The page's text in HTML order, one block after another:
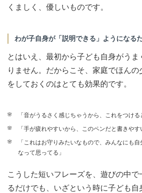
くましく、優しいものです。
わが子自身が「説明できる」ようになる
とはいえ、最初から子ども自身がう
りません。だからこそ、家庭でほんの
をしておくのはとても効果的です。
「音がうるさく感じちゃうから、これをつける
「手が疲れやすいから、このペンだと書きやす
「これはお守りみたいなもので、みんなにも
なって思ってる」
こうした短いフレーズを、遊びの中
るだけでも、いざという時に子ども